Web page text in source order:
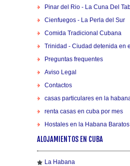
Pinar del Rio - La Cuna Del
Cienfuegos - La Perla del Sur
Comida Tradicional Cubana
Trinidad - Ciudad detenida en
Preguntas frequentes
Aviso Legal
Contactos
casas particulares en la
renta casas en cuba por mes
Hostales en la Habana Baratos
ALOJAMIENTOS EN CUBA
La Habana